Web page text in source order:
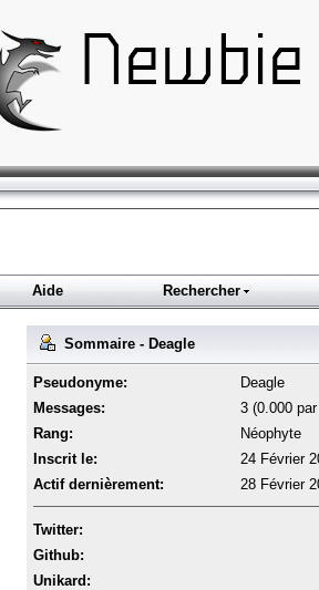
Aide Rechercher
Sommaire - Deagle
Pseudonyme:
Deagle
Messages:
3 (0.000
Rang:
Néophyte
Inscrit le:
24 Février
Actif dernièrement:
28 Février
Twitter:
Github:
Unikard: